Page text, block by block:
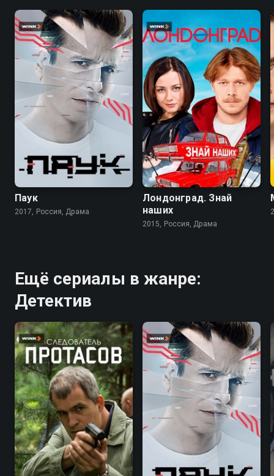
7.1
Паук
2017, Россия, Драма
8.0 6.2
Лондонград. Знай
наших
2015, Россия, Драма
Ещё сериалы в жанре:
Детектив